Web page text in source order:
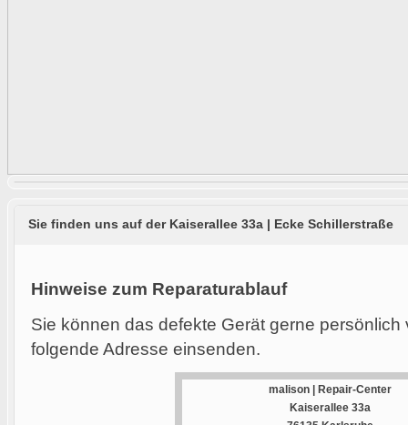
Sie finden uns auf der Kaiserallee 33a | Ecke Schillerstraße
Hinweise zum Reparaturablauf
Sie können das defekte Gerät gerne
folgende Adresse einsenden.
malison | Repair-Center
Kaiserallee 33a